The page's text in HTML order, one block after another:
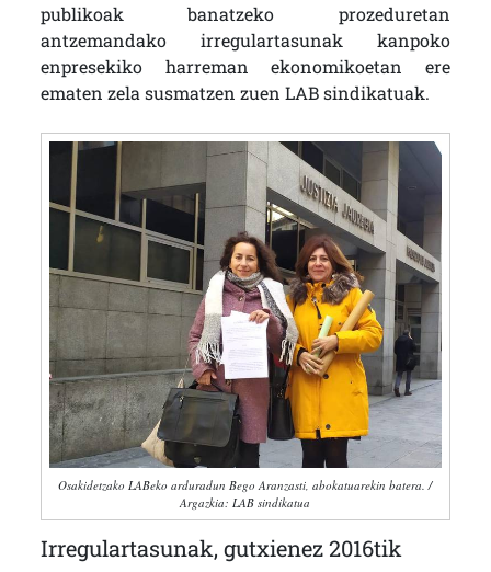
publikoak banatzeko prozeduretan
antzemandako irregulartasunak kanpoko
enpresekiko harreman ekonomikoetan ere
ematen zela susmatzen zuen LAB sindikatuak.
Osakidetzako LABeko arduradun Bego Aranzasti, abokatuarekin batera. /
Argazkia: LAB sindikatua
Irregulartasunak, gutxienez 2016tik